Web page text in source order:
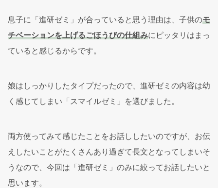
息子に「進研ゼミ」が合っていると思う理由は、子供のモ
チベーションを上げるごほうびの仕組みにピッタリはまっ
ていると感じるからです。
娘はしっかりしたタイプだったので、進研ゼミの内容は幼
く感じてしまい「スマイルゼミ」を選びました。
両方使ってみて感じたことをお話ししたいのですが、お伝
えしたいことがたくさんあり過ぎて長文となってしまいそ
うなので、今回は「進研ゼミ」のみに絞ってお話したいと
思います。